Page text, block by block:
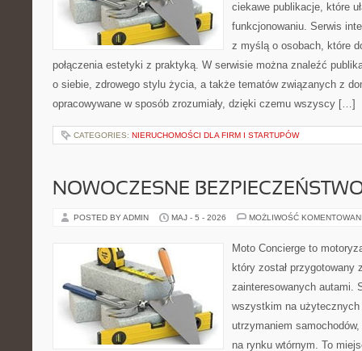
ciekawe publikacje, które
funkcjonowaniu. Serwis
z myślą o osobach, które
połączenia estetyki z praktyką. W serwisie można znaleźć
o siebie, zdrowego stylu życia, a także tematów związanych z
opracowywane w sposób zrozumiały, dzięki czemu wszyscy […]
CATEGORIES: NIERUCHOMOŚCI DLA FIRM I STARTUPÓW
NOWOCZESNE
POSTED BY ADMIN MAJ - 5 - 2026 MOŻLIWOŚĆ
Moto Concierge to
który został przygotowany
zainteresowanych autami.
wszystkim na
utrzymaniem
na rynku wtórnym. To